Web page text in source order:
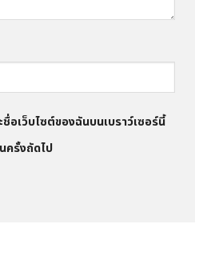
อเว็บไซต์ของฉันบนเบราว์เซอร์นี้
ครั้งถัดไป